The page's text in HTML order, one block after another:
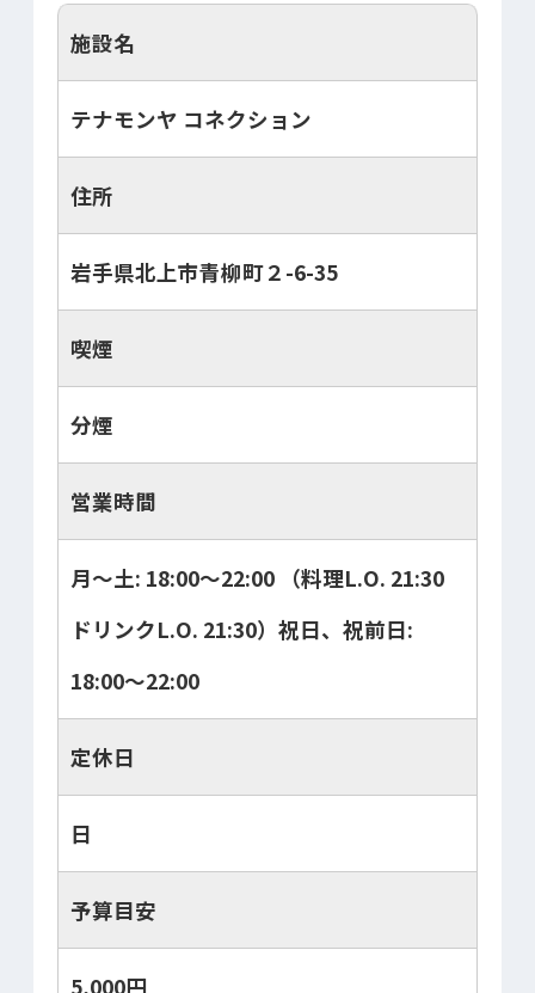
施設名
テナモンヤ コネクション
住所
岩手県北上市青柳町２-6-35
喫煙
分煙
営業時間
月～土: 18:00～22:00 （料理L.O. 21:30
ドリンクL.O. 21:30）祝日、祝前日:
18:00～22:00
定休日
日
予算目安
5,000円